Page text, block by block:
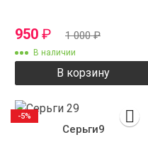
950 ₽ 1 000₽
В наличии
В корзину
Серьги9
-5%